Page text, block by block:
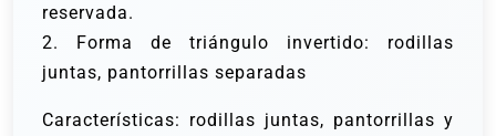
reservada.
2. Forma de triángulo invertido: rodillas
juntas, pantorrillas separadas
Características: rodillas juntas, pantorrillas y